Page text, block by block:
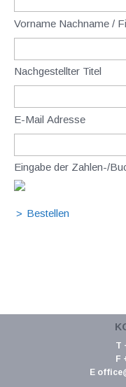
Vorname Nachname /
Nachgestellter Titel
E-Mail Adresse
Eingabe der Zahlen-/
T
F
E